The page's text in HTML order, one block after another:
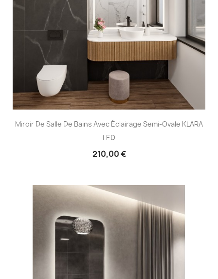
Miroir De Salle De Bains Avec Éclairage Semi-Ovale KLARA
LED
210,00 €